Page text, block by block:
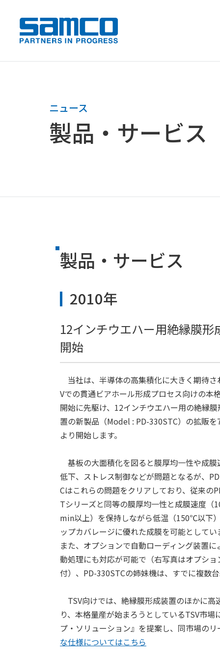
samco PARTNERS IN PROGRESS
ニュース
製品・サービス
製品・サービス
2010年
12インチウエハー用絶縁膜形
開始
当社は、半導体の高集積化に大きく期待さ
Vでの貫通ビアホール形成プロセス向けの本
開始に先駆け、12インチウエハー用の絶縁
置の新製品（Model : PD-330STC）の拡販を
より開始します。
基板の大面積化を図ると膜厚均一性や成膜
低下、ストレス制御などが問題となるが、
Cはこれらの問題をクリアしており、従来の
Tシリーズと同等の膜厚均一性と成膜速度（
min以上）を保持しながら低温（150℃以下
ップカバレージに優れた成膜を可能としてい
また、オプションで自動ローディング装置に
動処理にも対応が可能で（右写真はオプショ
付）、PD-330STCの姉妹機は、すでに複数
TSV向けでは、絶縁膜形成装置のほかに
り、本格量産が始まろうとしているTSV市
プ・ソリューション』を提案し、同市場の
な仕様についてはこちら